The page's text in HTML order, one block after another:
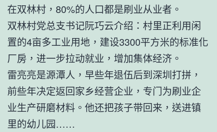
在双林村，80%的人口都是刷业从业者。
双林村党总支书记阮巧云介绍：村里正利用闲
置的4亩多工业用地，建设3300平方米的标准化
厂房，进一步拉动就业，增加集体经济。
雷亮亮是源潭人，早些年退伍后到深圳打拼，
前些年决定返回家乡经营企业，专门为刷业企
业生产研磨材料。他还把孩子带回来，送进镇
里的幼儿园……